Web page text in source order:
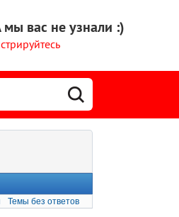
мы вас не узнали :)
Темы без ответов